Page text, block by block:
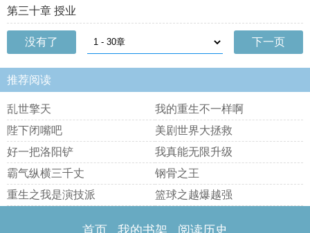
第三十章 授业
没有了 下一页
推荐阅读
乱世擎天
我的重生不一样啊
陛下闭嘴吧
美剧世界大拯救
好一把洛阳铲
我真能无限升级
霸气纵横三千丈
钢骨之王
重生之我是演技派
篮球之越爆越强
首页 我的书架 阅读历史